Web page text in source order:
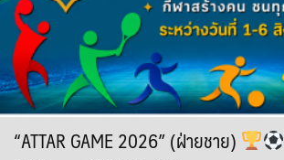
“ATTAR GAME 2026” (ฝ่ายชาย)